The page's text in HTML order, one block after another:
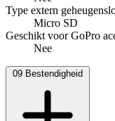
Type extern
Micro SD
Geschikt voor GoPro
Nee
09 Bestendigheid